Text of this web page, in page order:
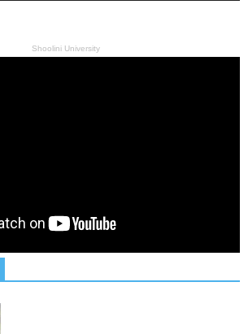
Shoolini University